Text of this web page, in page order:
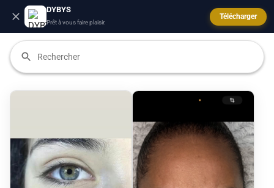
DYBYS
Prêt à vous faire plaisir.
Télécharger